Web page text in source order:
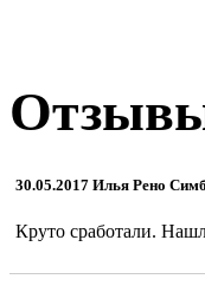
30.05.2017 Илья Рено
Круто сработали.